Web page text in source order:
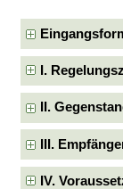
I.
II.
III.
IV.